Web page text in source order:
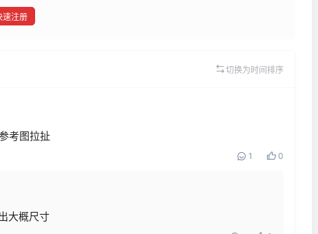
速注册
切换为时间排序
考图拉扯
1 0
大概尺寸